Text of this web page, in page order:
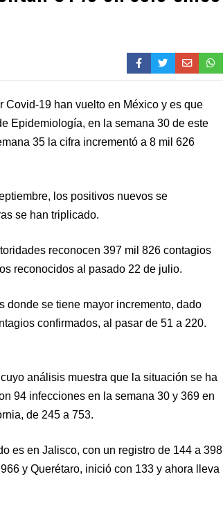
19 han vuelto en México y es que
Epidemiología, en la semana 30 de este
35 la cifra incrementó a 8 mil 626
los positivos nuevos se
se han triplicado.
reconocen 397 mil 826 contagios
reconocidos al pasado 22 de julio.
donde se tiene mayor incremento, dado
confirmados, al pasar de 51 a 220.
análisis muestra que la situación se ha
94 infecciones en la semana 30 y 369 en
de 245 a 753.
es en Jalisco, con un registro de 144 a 398
y Querétaro, inició con 133 y ahora lleva